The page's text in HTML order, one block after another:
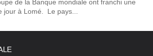
de la Banque mondiale ont franchi une
jour à Lomé. Le pays...